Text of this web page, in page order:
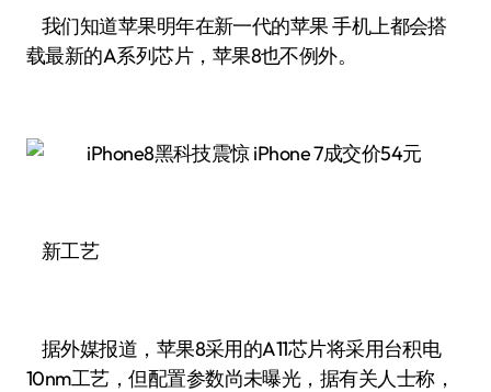
我们知道苹果明年在新一代的苹果 手机上都会搭
载最新的A系列芯片，苹果8也不例外。
新工艺
据外媒报道，苹果8采用的A11芯片将采用台积电
10nm工艺，但配置参数尚未曝光，据有关人士称，